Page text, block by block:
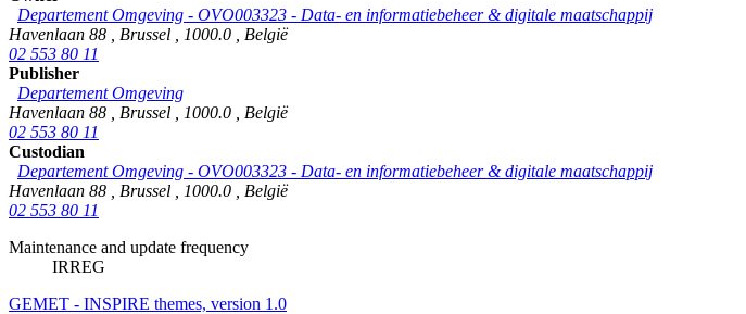
Departement Omgeving - OVO003323 - Data- en informatiebeheer & digitale maatschappij
Havenlaan 88
Brussel 1000.0
België
02 553 80 11
Publisher
Departement Omgeving
Havenlaan 88
Brussel 1000.0
België
02 553 80 11
Custodian
Departement Omgeving - OVO003323 - Data- en informatiebeheer & digitale maatschappij
Havenlaan 88
Brussel 1000.0
België
02 553 80 11
Maintenance and update frequency
IRREG
GEMET - INSPIRE themes, version 1.0